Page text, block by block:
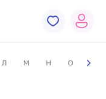
Л М Н О П